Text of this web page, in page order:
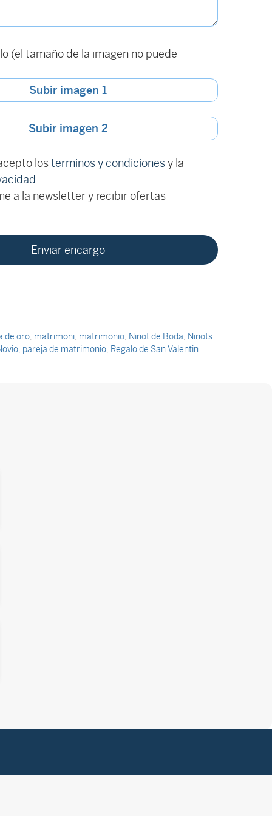
(el tamaño de la imagen no puede
Subir imagen 1
Subir imagen 2
losterminos y condicionesy la
a la newsletter y recibir ofertas
de oro, matrimoni, matrimonio, Ninot de Boda, Ninots
, pareja de matrimonio, Regalo de San Valentin